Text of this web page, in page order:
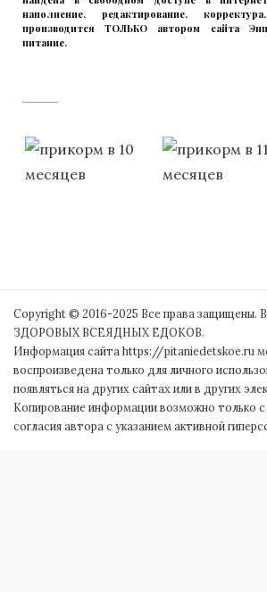
наполнение, редактирование,
производится ТОЛЬКО автором сайта
питание.
Copyright © 2016-2025 Все права
ЗДОРОВЫХ ВСЕЯДНЫХ ЕДОКОВ.
Информация сайта https://pitaniedetskoe.ru
воспроизведена только для личного
появляться на других сайтах или в других
Копирование информации возможно только с
согласия автора с указанием активной